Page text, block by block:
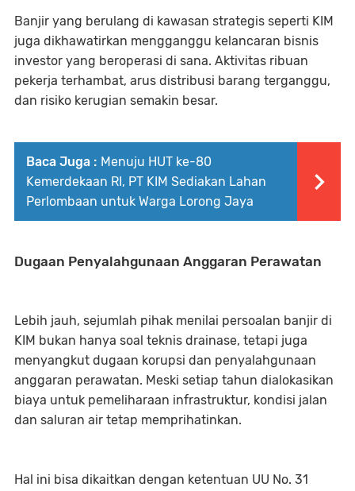
Banjir yang berulang di kawasan strategis seperti KIM
juga dikhawatirkan mengganggu kelancaran bisnis
investor yang beroperasi di sana. Aktivitas ribuan
pekerja terhambat, arus distribusi barang terganggu,
dan risiko kerugian semakin besar.
Baca Juga : Menuju HUT ke-80
Kemerdekaan RI, PT KIM Sediakan Lahan
Perlombaan untuk Warga Lorong Jaya
Dugaan Penyalahgunaan Anggaran Perawatan
Lebih jauh, sejumlah pihak menilai persoalan banjir di
KIM bukan hanya soal teknis drainase, tetapi juga
menyangkut dugaan korupsi dan penyalahgunaan
anggaran perawatan. Meski setiap tahun dialokasikan
biaya untuk pemeliharaan infrastruktur, kondisi jalan
dan saluran air tetap memprihatinkan.
Hal ini bisa dikaitkan dengan ketentuan UU No. 31